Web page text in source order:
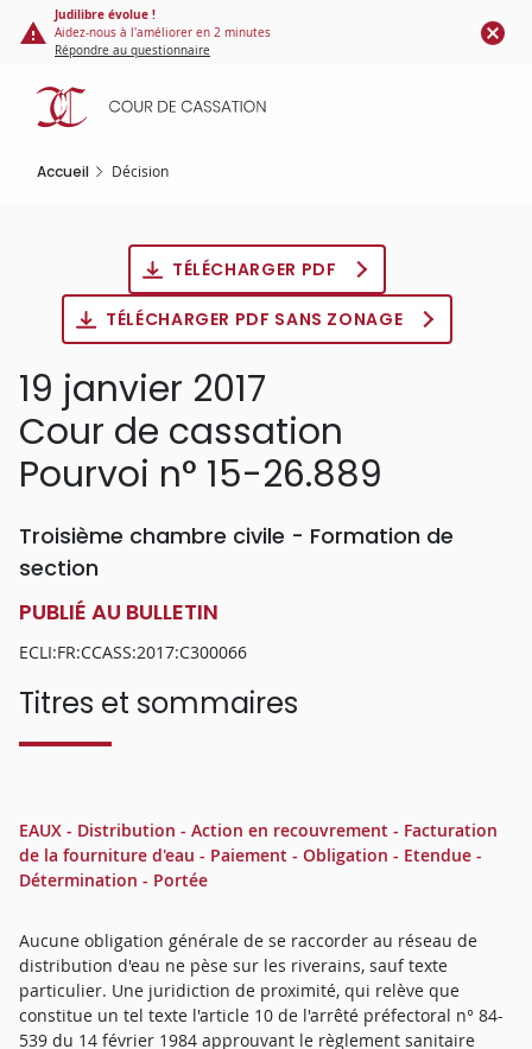
Panneau de gestion des cookies
contenu
principal
Judilibre évolue !
Aidez-nous à l'améliorer en 2 minutes
Répondre au questionnaire
Accueil Décision
TÉLÉCHARGER PDF
TÉLÉCHARGER PDF SANS ZONAGE
19 janvier 2017
Cour de cassation
Pourvoi n° 15-26.889
Troisième chambre civile - Formation de
section
PUBLIÉ AU BULLETIN
ECLI:FR:CCASS:2017:C300066
Titres et sommaires
EAUX - Distribution - Action en recouvrement - Facturation
de la fourniture d'eau - Paiement - Obligation - Etendue -
Détermination - Portée
Aucune obligation générale de se raccorder au réseau de
distribution d'eau ne pèse sur les riverains, sauf texte
particulier. Une juridiction de proximité, qui relève que
constitue un tel texte l'article 10 de l'arrêté préfectoral n° 84-
539 du 14 février 1984 approuvant le règlement sanitaire